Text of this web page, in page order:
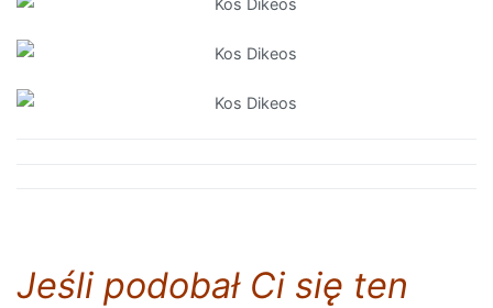
Jeśli podobał Ci się ten